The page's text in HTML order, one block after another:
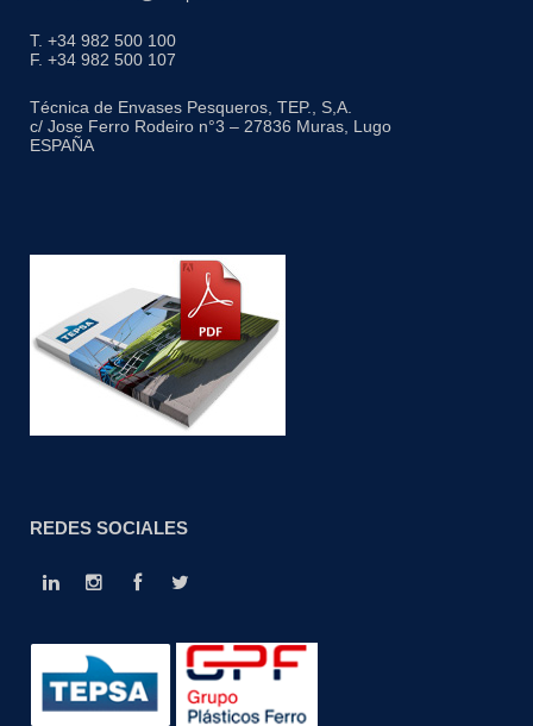
T. +34 982 500 100
F. +34 982 500 107
Técnica de Envases Pesqueros, TEP., S,A.
c/ Jose Ferro Rodeiro n°3 – 27836 Muras, Lugo
ESPAÑA
REDES SOCIALES